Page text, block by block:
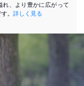
れ、より豊かに広がって
。 詳しく見る